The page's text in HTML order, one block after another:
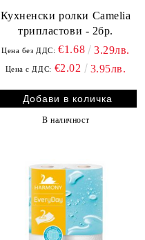
Кухненски ролки Camelia
трипластови - 2бр.
Цена без ДДС: €1.68 3.29лв.
Цена с ДДС: €2.02 3.95лв.
В наличност